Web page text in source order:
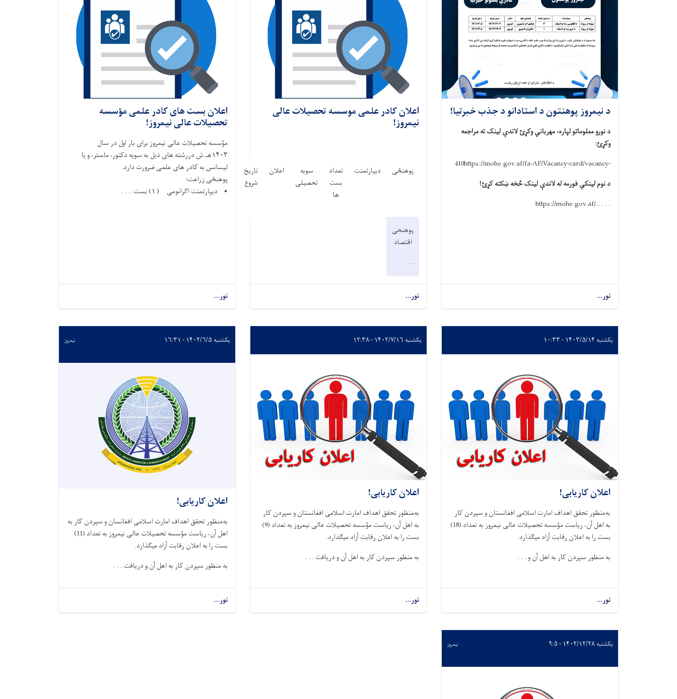
د نیمروز پوهنتون د استادانو د جذب خبرتيا!
د نورو معلوماتو لپاره، مهرباني وکړئ لاندې لینک ته مراجعه
وکړئ:
https://mohe.gov.af/fa-AF/Vacancy-card/vacancy-
410
د نوم لینکې فورمه له لاندې لینک څخه ښکته کړئ!
https://mohe.gov.af/.. . . .
نور...
اعلان کادر علمی موسسه تحصیلات عالی
نیمروز!
پوهنځی ديپارتمنت
تعداد
بست
ها
سویه
تحصیلی
اعلان
تاریخ
شروع
تاریخ
ختم
پوهنحی
اقتصاد
. . .
نور...
اعلان بست های کادر علمی مؤسسه
تحصیلات عالی نیمروز!
مؤسسه تحصیلات عالی نیمروز برای بار اول در سال
۱۴۰۳هـ.ش دررشته های ذیل به سویه دکتور، ماستر، و یا
لیسانس به کادر های علمی ضرورت دارد.
پوهنځی زراعت؛
• ديپارتمنت اگرانومی ( ۱) بست. . . .
نور...
یکشنبه ۱۴۰۳/۵/۱۴ - ۱۰:۳۳
اعلان کاریابی!
به‌منظور تحقق اهداف امارت اسلامی افغانستان و سپردن کار
به اهل آن، ریاست مؤسسه تحصیلات عالی نیمروز به تعداد (18)
بست را به اعلان رقابت آزاد میگذارد.
به منظور سپردن کار به اهل آن و . . .
نور...
یکشنبه ۱۴۰۲/۷/۱۶ - ۱۲:۳۸
اعلان کاریابی!
به‌منظور تحقق اهداف امارت اسلامی افغانستان و سپردن کار
به اهل آن، ریاست مؤسسه تحصیلات عالی نیمروز به تعداد (9)
بست را به اعلان رقابت آزاد میگذارد.
به منظور سپردن کار به اهل آن و دریافت . . .
نور...
یکشنبه ۱۴۰۲/۶/۵ - ۱۶:۳۱ نیمروز
اعلان کاریابی!
به‌منظور تحقق اهداف امارت اسلامی افغانسان و سپردن کار به
اهل آن، ریاست مؤسسه تحصیلات عالی نیمروز به تعداد (11)
بست را به اعلان رقابت آزاد میگذارد.
به منظور سپردن کار به اهل آن و دریافت . . .
نور...
یکشنبه ۱۴۰۲/۱۲/۲۸ - ۹:۵ نیمروز